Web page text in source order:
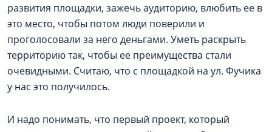
развития площадки, зажечь аудиторию, влюбить ее в
это место, чтобы потом люди поверили и
проголосовали за него деньгами. Уметь раскрыть
территорию так, чтобы ее преимущества стали
очевидными. Считаю, что с площадкой на ул. Фучика
у нас это получилось.
И надо понимать, что первый проект, который